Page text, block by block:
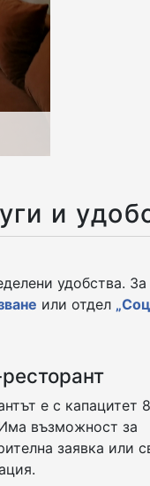
и
удобства.
или отдел
е с капацитет
възможност за
заявка или